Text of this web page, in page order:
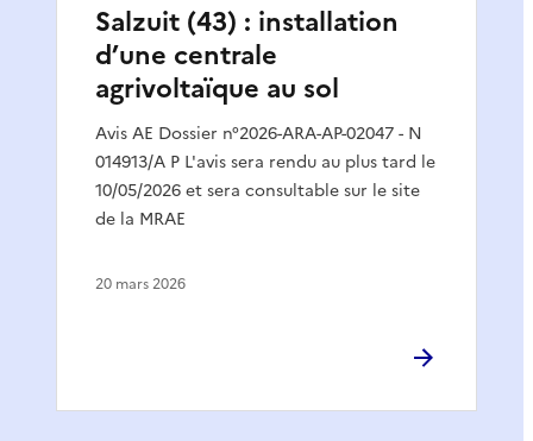
Salzuit (43) : installation
d’une centrale
agrivoltaïque au sol
Avis AE Dossier n°2026-ARA-AP-02047 - N
014913/A P L'avis sera rendu au plus tard le
10/05/2026 et sera consultable sur le site
de la MRAE
20 mars 2026